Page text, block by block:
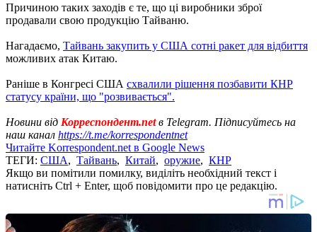
Причиною таких заходів є те, що ці виробники зброї
продавали свою продукцію Тайваню.
Нагадаємо, Тайвань закупить у США сотні ракет для відбиття
можливих атак Китаю.
Раніше в Конгресі США схвалили рішення позбавити КНР
статусу країни, що "розвивається".
Новини від Корреспондент.netв Telegram. Підписуйтесь на
наш канал https://t.me/korrespondentnet
Читайте Korrespondent.net в Google News
ТЕГИ: США, Тайвань, Китай, оружие, КНР
Якщо ви помітили помилку, виділіть необхідний текст і
натисніть Ctrl + Enter, щоб повідомити про це редакцію.